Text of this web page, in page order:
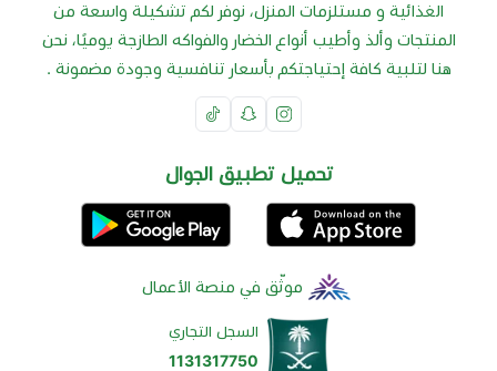
الغذائية و مستلزمات المنزل، نوفر لكم تشكيلة واسعة من
المنتجات وألذ وأطيب أنواع الخضار والفواكه الطازجة يوميًا، نحن
هنا لتلبية كافة إحتياجتكم بأسعار تنافسية وجودة مضمونة .
تحميل تطبيق الجوال
موثّق في منصة الأعمال
السجل التجاري
1131317750